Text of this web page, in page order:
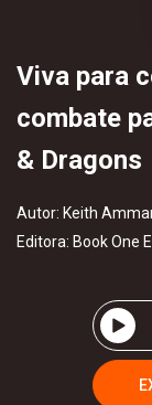
Viva para
combate
& Dragons
Autor: Keith
Editora: Book One